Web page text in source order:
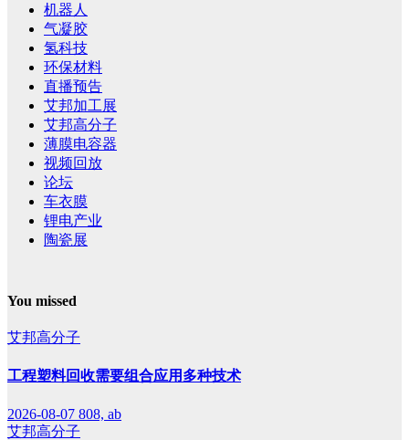
机器人
气凝胶
氢科技
环保材料
直播预告
艾邦加工展
艾邦高分子
薄膜电容器
视频回放
论坛
车衣膜
锂电产业
陶瓷展
You missed
艾邦高分子
工程塑料回收需要组合应用多种技术
2026-08-07 808, ab
艾邦高分子